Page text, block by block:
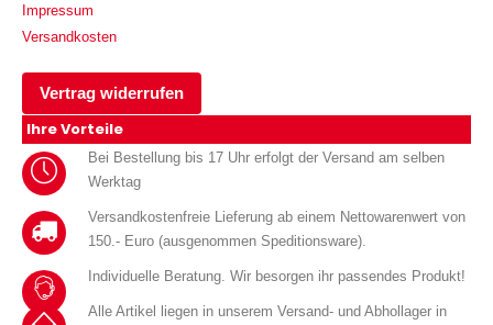
Impressum
Versandkosten
Vertrag widerrufen
Ihre Vorteile
Bei Bestellung bis 17 Uhr erfolgt der Versand am selben
Werktag
Versandkostenfreie Lieferung ab einem Nettowarenwert von
150.- Euro (ausgenommen Speditionsware).
Individuelle Beratung. Wir besorgen ihr passendes Produkt!
Alle Artikel liegen in unserem Versand- und Abhollager in